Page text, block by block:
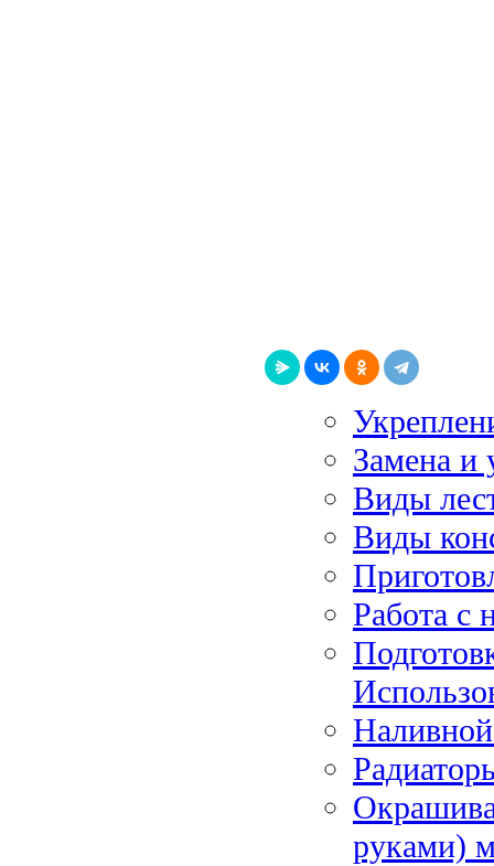
Замена и
Виды
Виды
Работа с
руками)